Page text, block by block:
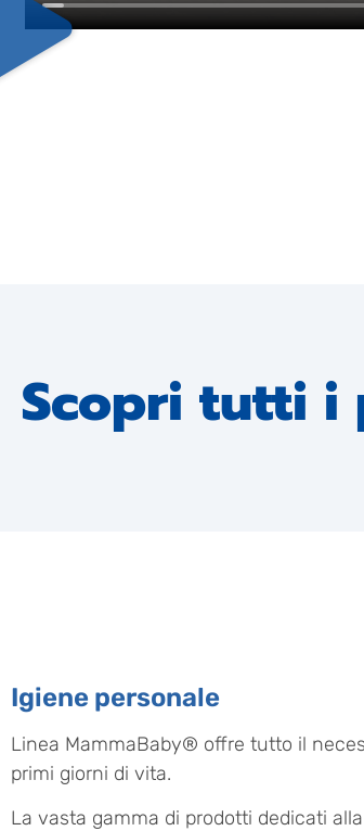
Scopri tutti i
Igiene personale
Linea MammaBaby® offre tutto il
primi giorni di vita.
La vasta gamma di prodotti dedicati alla